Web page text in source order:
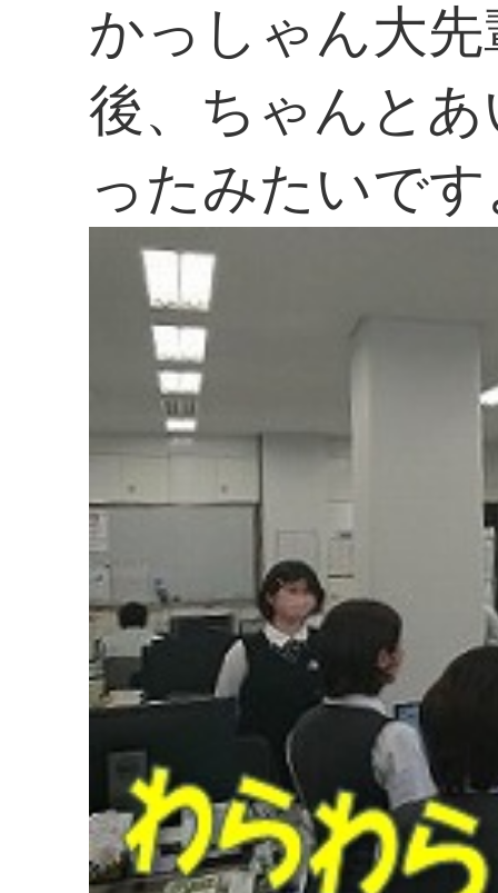
かっしゃん大
後、ちゃんと
ったみたいで